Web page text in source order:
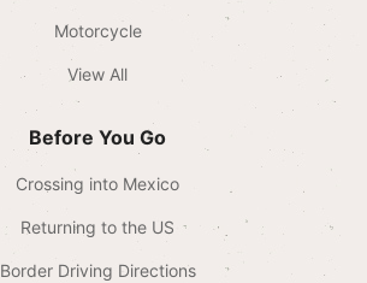
Motorcycle
View All
Before You Go
Crossing into Mexico
Returning to the US
Border Driving Directions